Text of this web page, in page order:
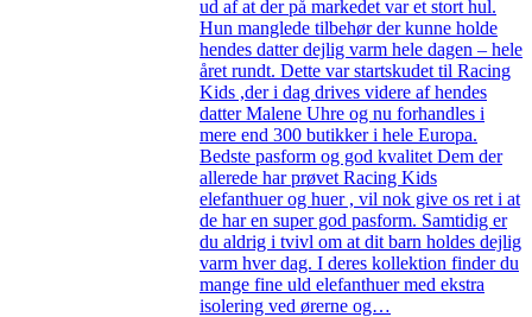
ud af at der på markedet var et stort hul.
Hun manglede tilbehør der kunne holde
hendes datter dejlig varm hele dagen – hele
året rundt. Dette var startskudet til Racing
Kids ,der i dag drives videre af hendes
datter Malene Uhre og nu forhandles i
mere end 300 butikker i hele Europa.
Bedste pasform og god kvalitet Dem der
allerede har prøvet Racing Kids
elefanthuer og huer , vil nok give os ret i at
de har en super god pasform. Samtidig er
du aldrig i tvivl om at dit barn holdes dejlig
varm hver dag. I deres kollektion finder du
mange fine uld elefanthuer med ekstra
isolering ved ørerne og…